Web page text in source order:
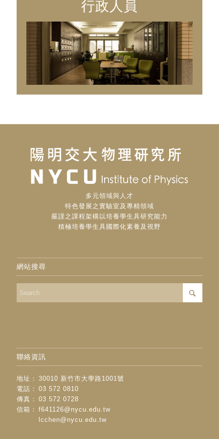
行政人員
多元領域與人才
特色發展之實驗室及專精領域
嚴謹之課程架構以培養學生具研究能力
積極培養學生具國際化素養及視野
網站搜尋
聯絡資訊
地址：
30010 新竹市大學路1001號
電話：
03 572 0810
傳真：
03 572 0728
信箱：
f641126@nycu.edu.tw
lcchen@nycu.edu.tw